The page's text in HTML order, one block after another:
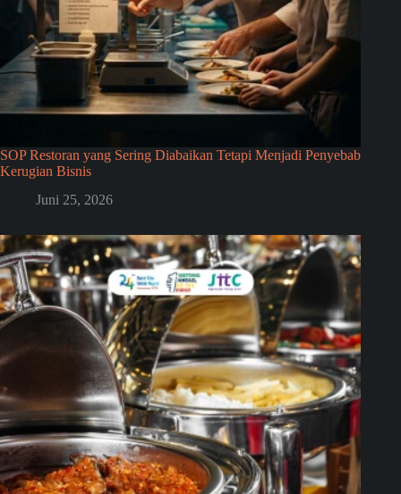
SOP Restoran yang Sering Diabaikan Tetapi Menjadi Penyebab
Kerugian Bisnis
Juni 25, 2026